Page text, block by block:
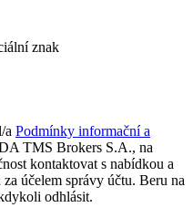
znak
a Podmínky informační a
TMS Brokers S.A., na
kontaktovat s nabídkou a
účelem správy účtu. Beru na
odhlásit.